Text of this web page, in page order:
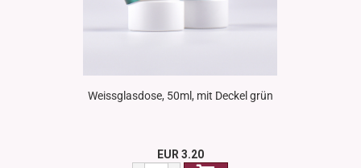
Weissglasdose, 50ml, mit Deckel grün
EUR 3.20